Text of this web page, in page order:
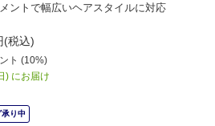
ントで幅広いヘアスタイルに対応
(税込)
ト (10%)
) にお届け
り中